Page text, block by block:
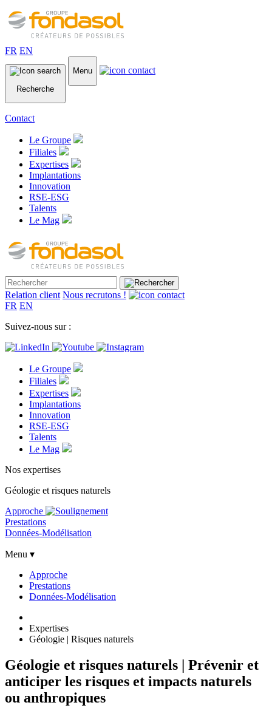
FR EN
Recherche
Menu
Contact
Le Groupe
Filiales
Expertises
Implantations
Innovation
RSE-ESG
Talents
Le Mag
Relation client Nous recrutons !
FR EN
Suivez-nous sur :
Le Groupe
Filiales
Expertises
Implantations
Innovation
RSE-ESG
Talents
Le Mag
Nos expertises
Géologie et risques naturels
Approche
Prestations
Données-Modélisation
Menu ▾
Approche
Prestations
Données-Modélisation
Expertises
Géologie | Risques naturels
Géologie et risques naturels | Prévenir et
anticiper les risques et impacts naturels
ou anthropiques